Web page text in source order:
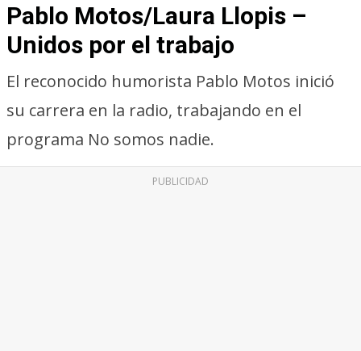
Pablo Motos/Laura Llopis –
Unidos por el trabajo
El reconocido humorista Pablo Motos inició
su carrera en la radio, trabajando en el
programa No somos nadie.
PUBLICIDAD